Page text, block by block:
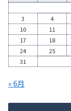
3
4
10
11
17
18
24
25
31
« 6月